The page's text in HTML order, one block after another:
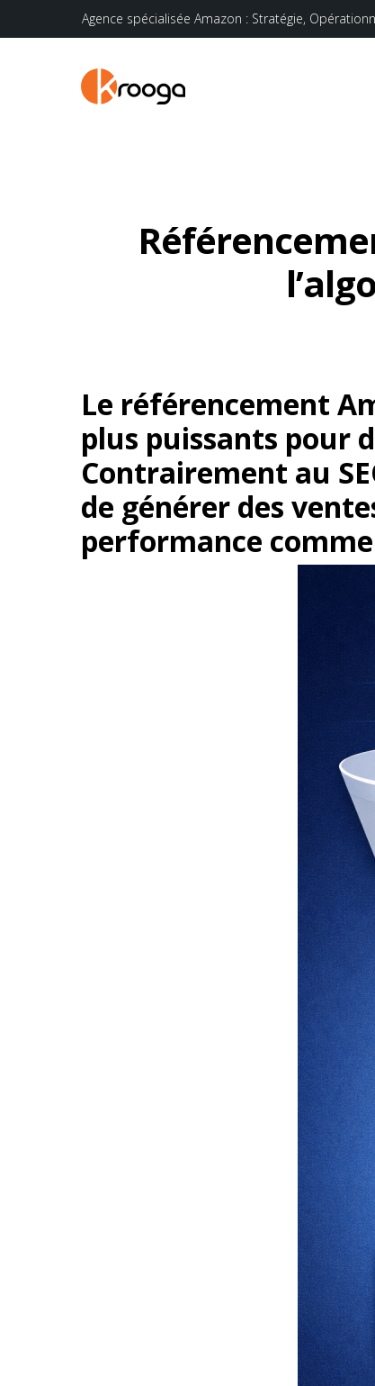
Agence spécialisée Amazon : Stratégie,
Le référencement
plus puissants pour
Contrairement au
de générer des
performance